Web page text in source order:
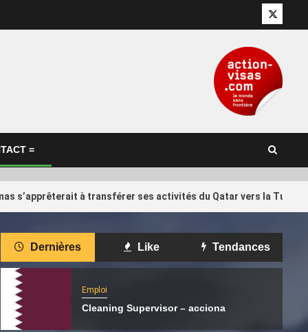
Twitter
=
s’apprêterait à transférer ses activités du Qatar vers la
Qui
la Fifa ?
4
International
Il réclame 10 000 euros à Qatar
Dernières Like Tendances
Emploi
Cleaning Supervisor – acciona